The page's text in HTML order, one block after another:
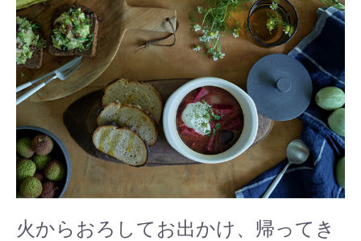
火からおろしてお出かけ、帰ってき